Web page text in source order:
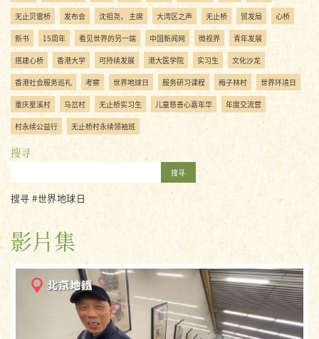
无止贝雷桥 发布会 沈祖尧， 主席 大湾区之声 无止桥 贸发局 心桥
新书 15周年 看见世界的另一端 中国新闻网 微视界 青年发展
搭建心桥 香港大学 可持续发展 港大医学院 实习生 文化沙龙
香港社会服务巡礼 考察 世界地球日 服务研习课程 梅子林村 世界环境日
重庆星溪村 马岔村 无止桥实习生 儿童慈善心嘉年华 年度交流营
村永续公益行 无止桥村永续领袖班
搜寻
搜寻
搜寻 #世界地球日
影片集